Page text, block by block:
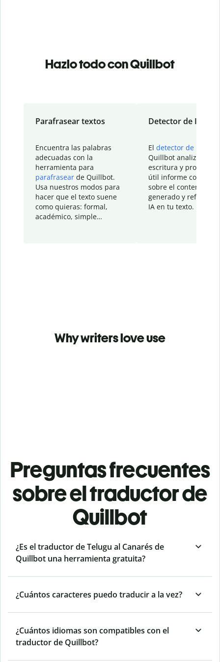
Hazlo todo con Quillbot
Parafrasear textos
Encuentra las palabras
adecuadas con la
herramienta para
parafrasear de Quillbot.
Usa nuestros modos para
hacer que el texto suene
como quieras: formal,
académico, simple…
Detector de IA
El detector de IA
Quillbot analiza tu
escritura y
útil informe con
sobre el contenido
generado y refinado
IA en tu texto.
Why writers love use
Preguntas frecuentes
sobre el traductor de
Quillbot
¿Es el traductor de Telugu al Canarés de
Quillbot una herramienta gratuita?
¿Cuántos caracteres puedo traducir a la vez?
¿Cuántos idiomas son compatibles con el
traductor de Quillbot?